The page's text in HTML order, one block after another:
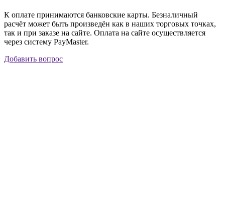
К оплате принимаются банковские карты. Безналичный
расчёт может быть произведён как в наших торговых точках,
так и при заказе на сайте. Оплата на сайте осуществляется
через систему PayMaster.
Добавить вопрос